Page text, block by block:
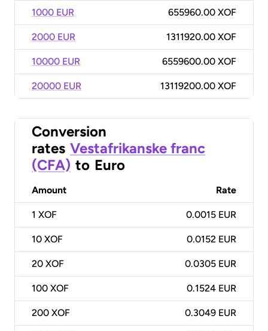
1000 EUR 655960.00 XOF
2000 EUR 1311920.00 XOF
10000 EUR 6559600.00 XOF
20000 EUR 13119200.00 XOF
Conversion
rates Vestafrikanske franc
(CFA) to Euro
Amount Rate
1 XOF 0.0015 EUR
10 XOF 0.0152 EUR
20 XOF 0.0305 EUR
100 XOF 0.1524 EUR
200 XOF 0.3049 EUR